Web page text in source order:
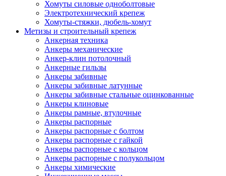
Хомуты силовые одноболтовые
Электротехнический крепеж
Хомуты-стяжки, дюбель-хомут
Метизы и строительный крепеж
Анкерная техника
Анкеры механические
Анкер-клин потолочный
Анкерные гильзы
Анкеры забивные
Анкеры забивные латунные
Анкеры забивные стальные оцинкованные
Анкеры клиновые
Анкеры рамные, втулочные
Анкеры распорные
Анкеры распорные с болтом
Анкеры распорные с гайкой
Анкеры распорные с кольцом
Анкеры распорные с полукольцом
Анкеры химические